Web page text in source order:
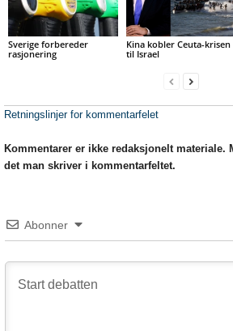
Sverige forbereder
rasjonering
Kina kobler Ceuta-krisen
til Israel
Retningslinjer for kommentarfelet
Kommentarer er ikke redaksjonelt materiale.
det man skriver i kommentarfeltet.
Abonner